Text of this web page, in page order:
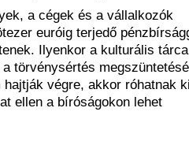
a cégek és a vállalkozók
euróig terjedő
Ilyenkor a kulturális
törvénysértés
hajtják végre, akkor róhatnak
ellen a bíróságokon lehet